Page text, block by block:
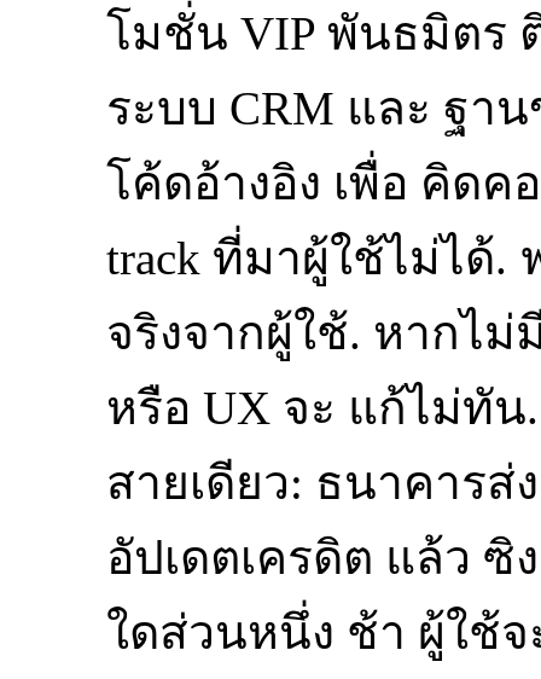
โมชั่น VIP พันธมิตร
ระบบ CRM และ ฐา
โค้ดอ้างอิง เพื่อ คิด
track ที่มาผู้ใช้ไม่ได้.
จริงจากผู้ใช้. หากไ
หรือ UX จะ แก้ไม่ทัน
สายเดียว: ธนาคารส่ง
อัปเดตเครดิต แล้ว ซิ
ใดส่วนหนึ่ง ช้า ผู้ใช้